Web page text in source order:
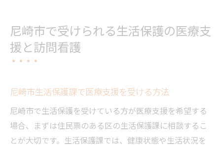
尼崎市で受けられる生活保護の医療支
援と訪問看護
尼崎市生活保護課で医療支援を受ける方法
尼崎市で生活保護を受けている方が医療支援を希望する
場合、まずは住民票のある区の生活保護課に相談するこ
とが大切です。生活保護課では、健康状態や生活状況を